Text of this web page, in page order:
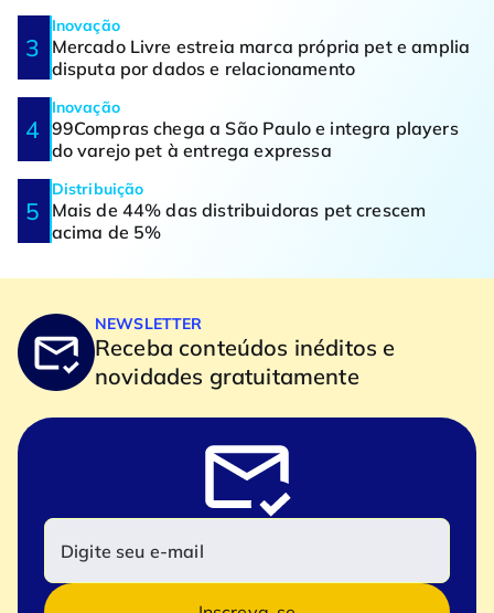
Inovação
Mercado Livre estreia marca própria pet e amplia
disputa por dados e relacionamento
Inovação
99Compras chega a São Paulo e integra players
do varejo pet à entrega expressa
Distribuição
Mais de 44% das distribuidoras pet crescem
acima de 5%
NEWSLETTER
Receba conteúdos inéditos e
novidades gratuitamente